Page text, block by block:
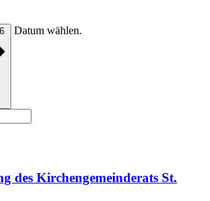
Datum wählen.
des Kirchengemeinderats St.